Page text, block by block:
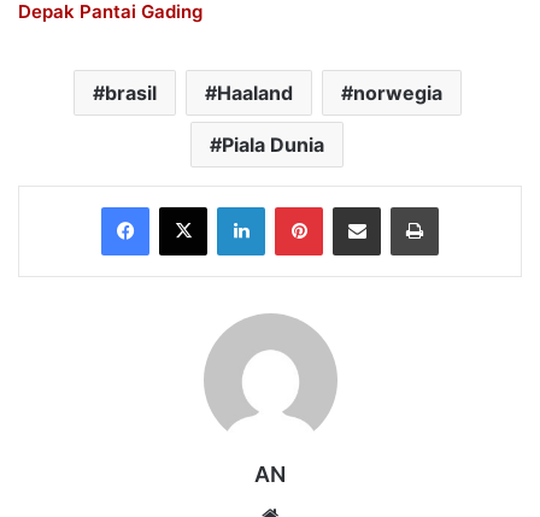
Depak Pantai Gading
brasil Haaland norwegia
Piala Dunia
Facebook
X LinkedInPinterestShare via Email Print
AN